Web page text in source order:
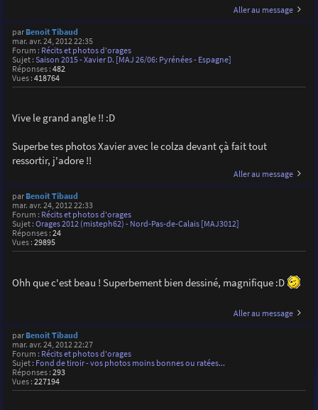
Aller au message
par Benoit Tibaud
mar. avr. 24, 2012 22:35
Forum : Récits et photos d'orages
Sujet : Saison 2015 - Xavier D. [MAJ 26/06: Pyrénées - Espagne]
Réponses : 482
Vues : 418764
Vive le grand angle !! :D
Superbe tes photos Xavier avec le colza devant çà fait tout
ressortir, j'adore !!
Aller au message
par Benoit Tibaud
mar. avr. 24, 2012 22:33
Forum : Récits et photos d'orages
Sujet : Orages 2012 (misteph62) - Nord-Pas-de-Calais [MAJ3012]
Réponses : 24
Vues : 29895
Ohh que c'est beau ! Superbement bien dessiné, magnifique :D
Aller au message
par Benoit Tibaud
mar. avr. 24, 2012 22:27
Forum : Récits et photos d'orages
Sujet : Fond de tiroir - vos photos moins bonnes ou ratées...
Réponses : 293
Vues : 227194